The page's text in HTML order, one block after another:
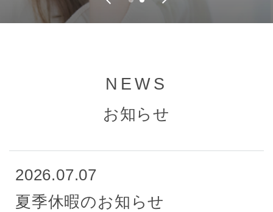
NEWS
お知らせ
2026.07.07
夏季休暇のお知らせ